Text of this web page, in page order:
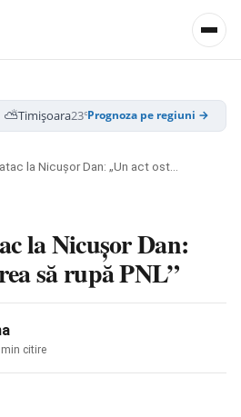
⛅Timișoara23°/35° ☁️Cluj-Napoca
Prognoza pe regiuni →
la Nicușor Dan:
să rupă PNL”
citire